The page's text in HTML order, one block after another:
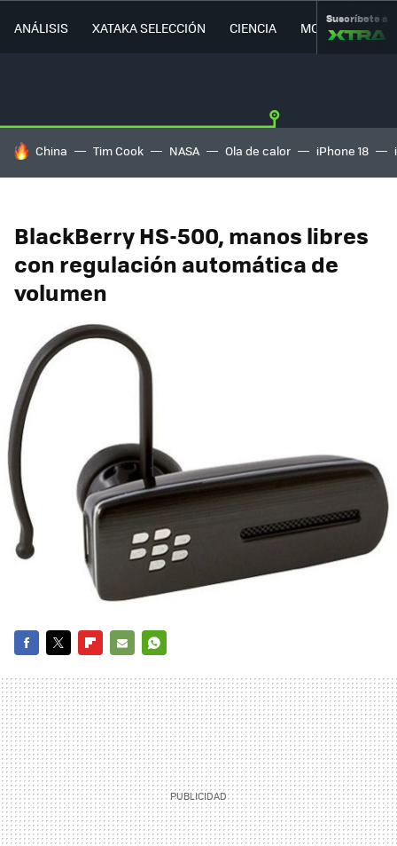
ANÁLISIS XATAKA SELECCIÓN CIENCIA MOVILIDAD
Suscríbete a
HOY SE HABLA DE
China Tim Cook NASA Ola de calor iPhone 18
BlackBerry HS-500, manos libres
con regulación automática de
volumen
MAIL